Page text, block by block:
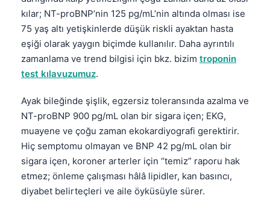
kılar; NT-proBNP’nin 125 pg/mL’nin altında olması ise
75 yaş altı yetişkinlerde düşük riskli ayaktan hasta
eşiği olarak yaygın biçimde kullanılır. Daha ayrıntılı
zamanlama ve trend bilgisi için bkz. bizim troponin
test kılavuzumuz.
Ayak bileğinde şişlik, egzersiz toleransında azalma ve
NT-proBNP 900 pg/mL olan bir sigara içen; EKG,
muayene ve çoğu zaman ekokardiyografi gerektirir.
Hiç semptomu olmayan ve BNP 42 pg/mL olan bir
sigara içen, koroner arterler için “temiz” raporu hak
etmez; önleme çalışması hâlâ lipidler, kan basıncı,
diyabet belirteçleri ve aile öyküsüyle sürer.
ភាសាខ្មែរ
Kiswahili
አማርኛ
Українська
O‘zbekcha
Қазақ тілі
Suomi
Hrvatski
Slovenčina